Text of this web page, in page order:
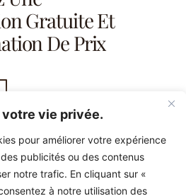
vie privée.
pour améliorer votre expérience
publicités ou des contenus
notre trafic. En cliquant sur «
à notre utilisation des
Gratuite Et
De Prix